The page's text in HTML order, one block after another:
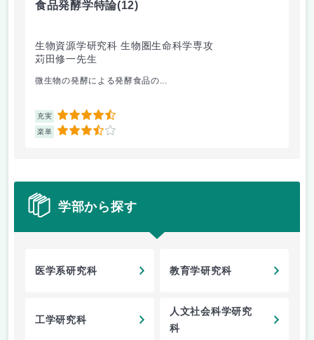
食品発酵学特論(12)
生物資源学研究科 生物圏生命科学専攻
苅田修一先生
微生物の発酵による発酵食品の...
充実 4.5
楽単 3.5
学部から探す
医学系研究科 教育学研究科
工学研究科
人文社会科学研究
科